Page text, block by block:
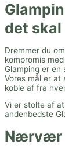
det
Drømmer du
kompromis
Glamping er
Vores mål er
koble af fra
Vi er stolte af at
andenbedste
Nærvær